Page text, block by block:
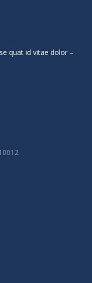
quat id vitae dolor –